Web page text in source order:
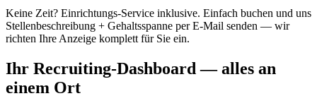
Keine Zeit? Einrichtungs-Service inklusive. Einfach buchen und uns
Stellenbeschreibung + Gehaltsspanne per E-Mail senden — wir
richten Ihre Anzeige komplett für Sie ein.
Ihr Recruiting-Dashboard — alles an
einem Ort